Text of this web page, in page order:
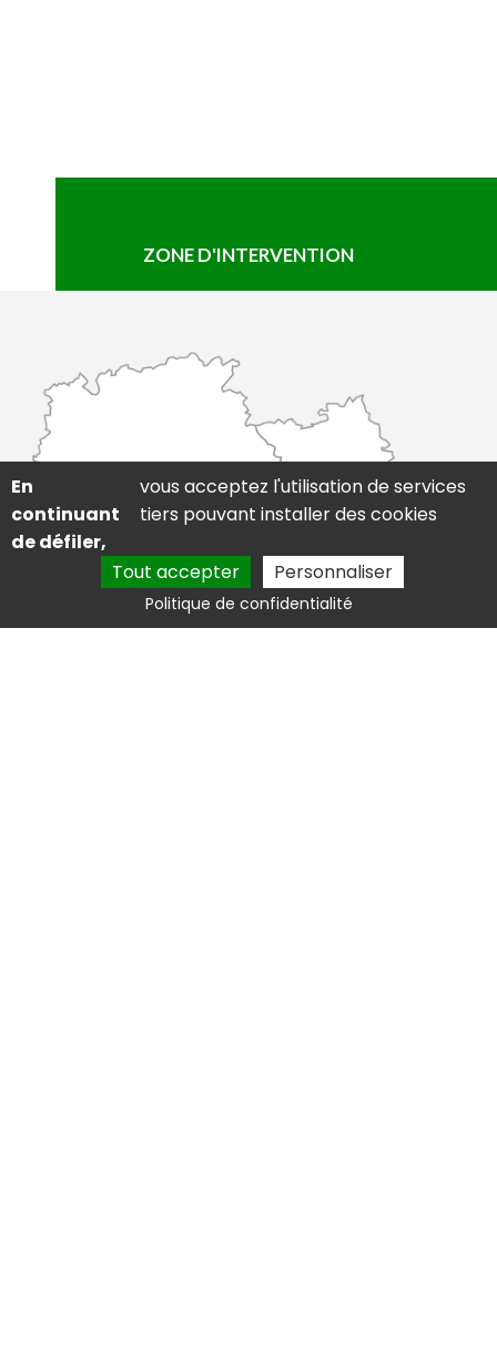
ZONE D'INTERVENTION
En
continuant
de défiler,
vous acceptez l'utilisation de services
tiers pouvant installer des cookies
Tout accepter Personnaliser
Politique de confidentialité